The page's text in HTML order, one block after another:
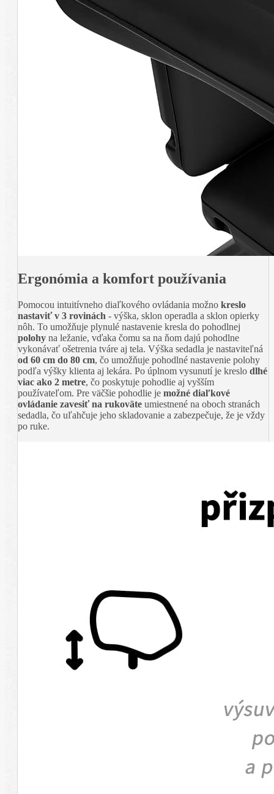
Ergonómia a komfort používania
Pomocou intuitívneho diaľkového ovládania možno kreslo
nastaviť v 3 rovinách - výška, sklon operadla a sklon opierky
nôh. To umožňuje plynulé nastavenie kresla do pohodlnej
polohy na ležanie, vďaka čomu sa na ňom dajú pohodlne
vykonávať ošetrenia tváre aj tela. Výška sedadla je nastaviteľná
od 60 cm do 80 cm, čo umožňuje pohodlné nastavenie polohy
podľa výšky klienta aj lekára. Po úplnom vysunutí je kreslo dlhé
viac ako 2 metre, čo poskytuje pohodlie aj vyšším
používateľom. Pre väčšie pohodlie je možné diaľkové
ovládanie zavesiť na rukoväte umiestnené na oboch stranách
sedadla, čo uľahčuje jeho skladovanie a zabezpečuje, že je vždy
po ruke.